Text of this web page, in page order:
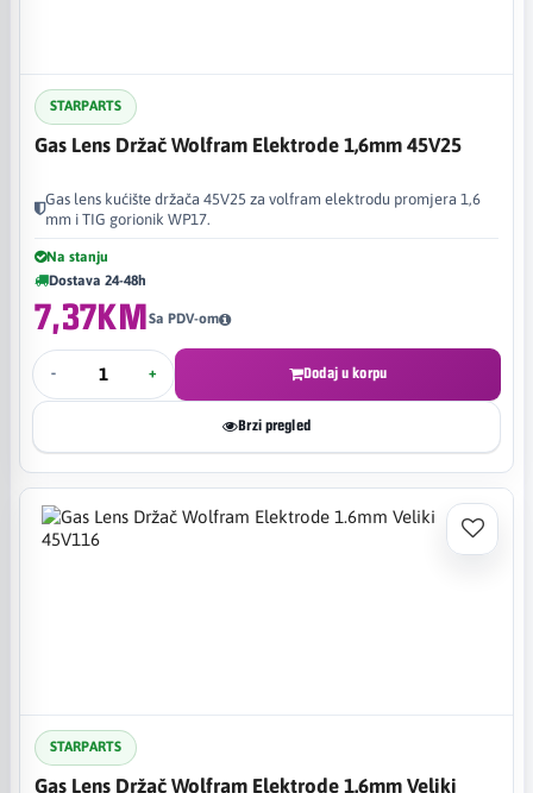
STARPARTS
Gas Lens Držač Wolfram Elektrode 1,6mm 45V25
Gas lens kućište držača 45V25 za volfram elektrodu promjera 1,6
mm i TIG gorionik WP17.
Na stanju
Dostava 24-48h
7,37KMSa PDV-om
- + Dodaj u korpu
Brzi pregled
STARPARTS
Gas Lens Držač Wolfram Elektrode 1.6mm Veliki